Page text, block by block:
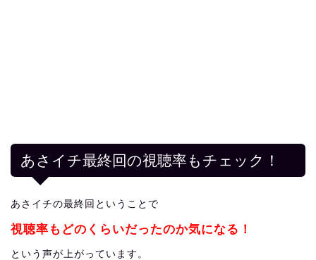
あさイチ最終回の視聴率もチェック！
あさイチの最終回ということで
視聴率もどのくらいだったのか気になる！
という声が上がっています。